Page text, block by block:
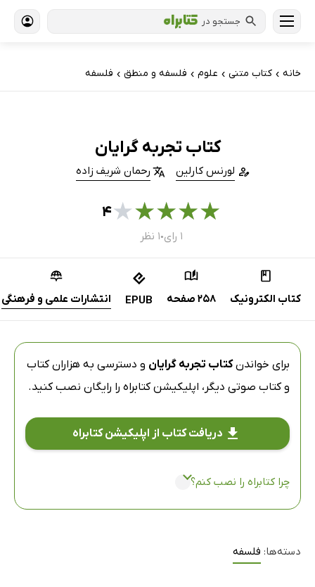
جستجو در
خانه › کتاب‌ متنی › علوم › فلسفه و منطق › فلسفه
کتاب تجربه گرایان
لورنس کارلین رحمان شریف زاده
★
★
★
★
★۴
۱ رای ● ۱ نظر
کتاب الکترونیک 258 صفحه EPUB انتشارات علمی و فرهنگی
برای خواندنکتاب تجربه گرایان و دسترسی به هزاران کتاب
و کتاب صوتی دیگر، اپلیکیشن کتابراه را رایگان نصب کنید.
دریافت کتاب از اپلیکیشن کتابراه
چرا کتابراه را نصب کنم؟
دسته‌ها: فلسفه